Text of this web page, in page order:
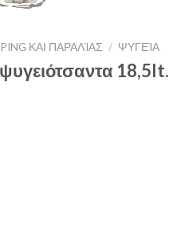
ΚΑΙ ΠΑΡΑΛΊΑΣ / ΨΥΓΕΊΑ
18,5lt.